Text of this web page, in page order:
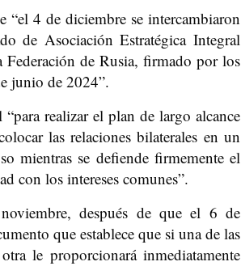
4 de diciembre se intercambiaron
de Asociación Estratégica Integral
de Rusia, firmado por los
junio de 2024”.
realizar el plan de largo alcance
las relaciones bilaterales en un
mientras se defiende firmemente el
con los intereses comunes”.
después de que el 6 de
que establece que si una de las
le proporcionará inmediatamente